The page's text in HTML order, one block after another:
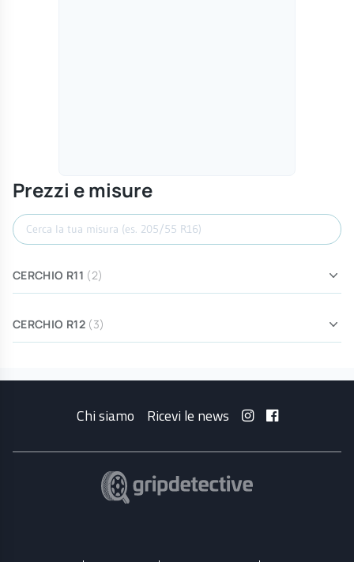
Prezzi e misure
Cerca misura
CERCHIO R11 (2)
CERCHIO R12 (3)
Chi siamo Ricevi le news